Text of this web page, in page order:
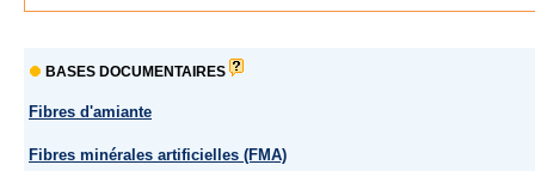
BASES DOCUMENTAIRES
Fibres d'amiante
Fibres minérales artificielles (FMA)